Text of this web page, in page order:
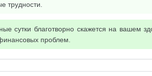
трудности.
сутки благотворно скажется на вашем
проблем.